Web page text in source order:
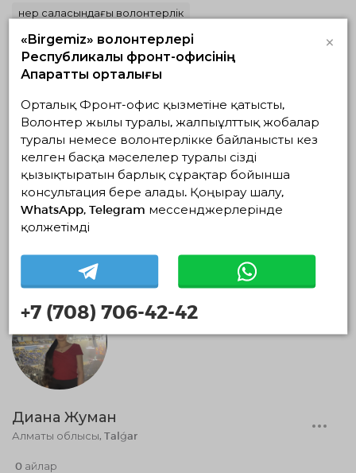
Өнер саласындағы волонтерлік
Арина Гусева
0 айлар
Диана Жуман
Алматы облысы, Talǵar
0 айлар
«Birgemiz» волонтерлері
Республикалық фронт-офисінің
Ақпараттық орталығы
×
Орталық Фронт-офис қызметіне қатысты,
Волонтер жылы туралы, жалпыұлттық жобалар
туралы немесе волонтерлікке байланысты кез
келген басқа мәселелер туралы сізді
қызықтыратын барлық сұрақтар бойынша
консультация бере алады. Қоңырау шалу,
WhatsApp, Telegram мессенджерлерінде
қолжетімді
+7 (708) 706-42-42